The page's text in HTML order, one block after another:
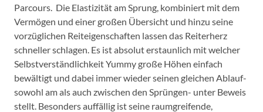
Parcours. Die Elastizität am Sprung, kombiniert mit dem
Vermögen und einer großen Übersicht und hinzu seine
vorzüglichen Reiteigenschaften lassen das Reiterherz
schneller schlagen. Es ist absolut erstaunlich mit welcher
Selbstverständlichkeit Yummy große Höhen einfach
bewältigt und dabei immer wieder seinen gleichen Ablauf-
sowohl am als auch zwischen den Sprüngen- unter Beweis
stellt. Besonders auffällig ist seine raumgreifende,